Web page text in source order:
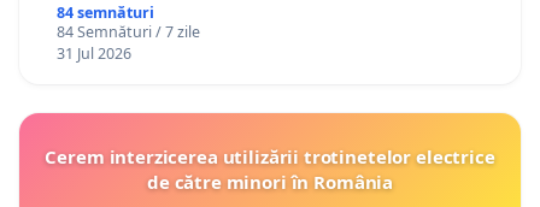
84 semnături
84 Semnături / 7 zile
31 Jul 2026
Cerem interzicerea utilizării trotinetelor electrice
de către minori în România